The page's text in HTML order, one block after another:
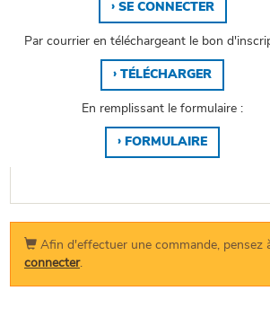
SE CONNECTER
Par courrier en téléchargeant le bon
TÉLÉCHARGER
En remplissant le formulaire :
FORMULAIRE
Afin d'effectuer une commande, pensez
connecter.